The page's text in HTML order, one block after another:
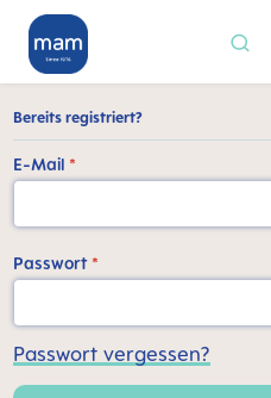
springen
Bereits registriert?
E-Mail *
Passwort *
Passwort vergessen?